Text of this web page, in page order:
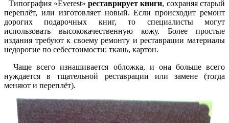
Типография «Everest»реставрирует книги, сохраняя старый
переплёт, или изготовляет новый. Если происходит ремонт
дорогих подарочных книг, то специалисты могут
использовать высококачественную кожу. Более простые
издания требуют к своему ремонту и реставрации материалы
недорогие по себестоимости: ткань, картон.
Чаще всего изнашивается обложка, и она больше всего
нуждается в тщательной реставрации или замене (тогда
меняют и переплёт).